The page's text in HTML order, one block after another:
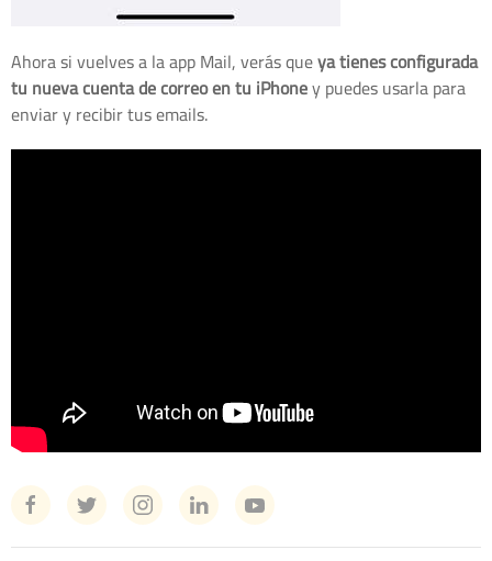
Ahora si vuelves a la app Mail, verás queya tienes configurada
tu nueva cuenta de correo en tu iPhoney puedes usarla para
enviar y recibir tus emails.